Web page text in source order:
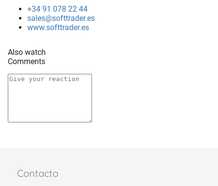
+34 91 078 22 44
sales@softtrader.es
www.softtrader.es
Also watch
Comments
Contacto